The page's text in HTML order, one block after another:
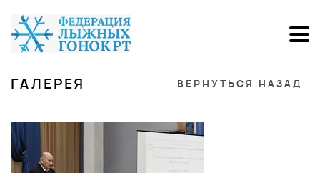
ГАЛЕРЕЯ ВЕРНУТЬСЯ НАЗАД